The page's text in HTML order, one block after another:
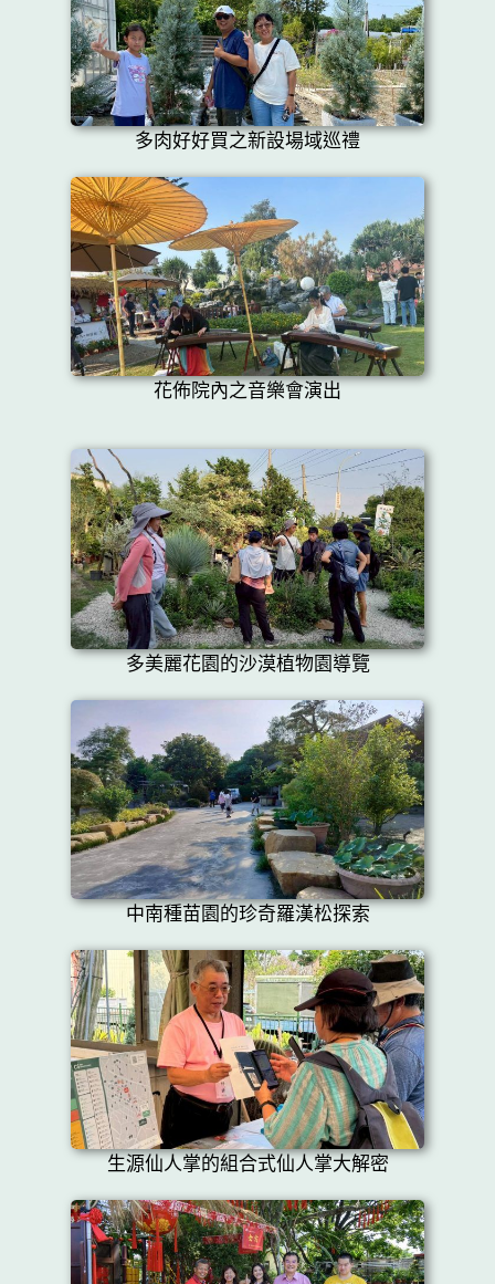
多肉好好買之新設場域巡禮
花佈院內之音樂會演出
多美麗花園的沙漠植物園導覽
中南種苗園的珍奇羅漢松探索
生源仙人掌的組合式仙人掌大解密